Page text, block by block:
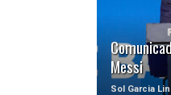
Messi
Sol Garcia